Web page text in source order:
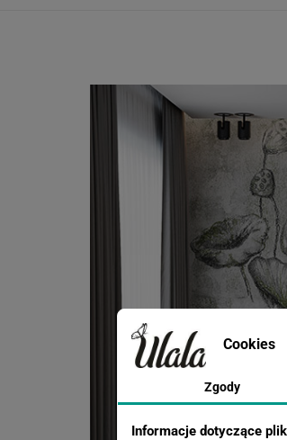
Cookies
Zgody
Informacje dotyczące